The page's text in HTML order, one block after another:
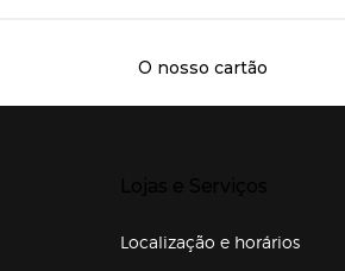
O nosso cartão
Localização e horários